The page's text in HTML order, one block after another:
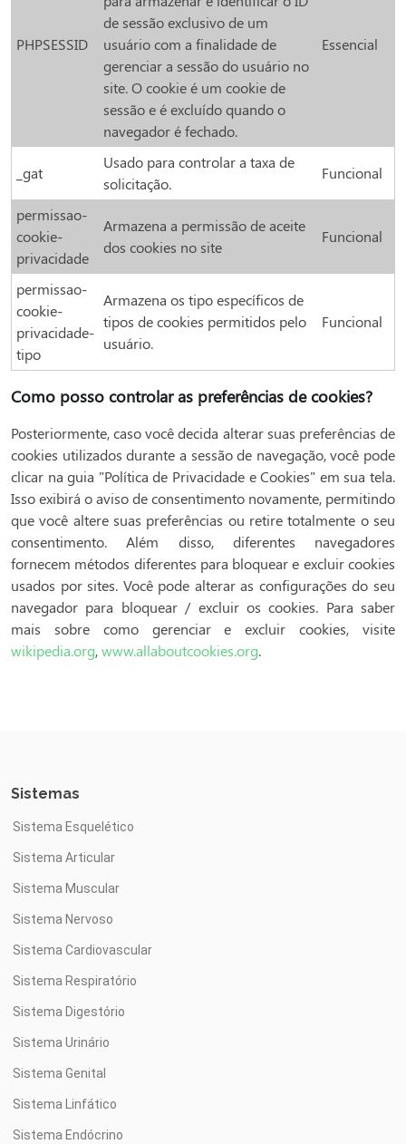
PHPSESSID
de sessão exclusivo de um
usuário com a finalidade de
gerenciar a sessão do usuário no
site. O cookie é um cookie de
sessão e é excluído quando o
navegador é fechado.
Essencial
_gat
Usado para controlar a taxa de
solicitação.
Funcional
permissao-
cookie-
privacidade
Armazena a permissão de aceite
dos cookies no site
Funcional
permissao-
cookie-
privacidade-
tipo
Armazena os tipo específicos de
tipos de cookies permitidos pelo
usuário.
Funcional
Como posso controlar as preferências de cookies?
Posteriormente, caso você decida alterar suas preferências de
cookies utilizados durante a sessão de navegação, você pode
clicar na guia "Política de Privacidade e Cookies" em sua tela.
Isso exibirá o aviso de consentimento novamente, permitindo
que você altere suas preferências ou retire totalmente o seu
consentimento. Além disso, diferentes navegadores
fornecem métodos diferentes para bloquear e excluir cookies
usados ​​por sites. Você pode alterar as configurações do seu
navegador para bloquear / excluir os cookies. Para saber
mais sobre como gerenciar e excluir cookies, visite
wikipedia.org,www.allaboutcookies.org.
Sistemas
Sistema Esquelético
Sistema Articular
Sistema Muscular
Sistema Nervoso
Sistema Cardiovascular
Sistema Respiratório
Sistema Digestório
Sistema Urinário
Sistema Genital
Sistema Linfático
Sistema Endócrino